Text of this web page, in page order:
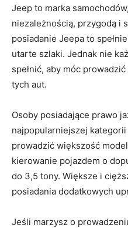
Jeep to marka
niezależnością, ‌przygodą i
posiadanie Jeepa to
utarte szlaki. Jednak ‌nie
spełnić, aby⁤ móc
tych⁣ aut.
Osoby ⁤posiadające prawo
‌najpopularniejszej
prowadzić większość⁤
kierowanie pojazdem ‍o
do 3,5 tony. Większe ⁣i⁣
posiadania dodatkowych
Jeśli marzysz o